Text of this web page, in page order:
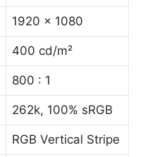
1920 x 1080
400 cd/m²
800 : 1
262k, 100% sRGB
RGB Vertical Stripe